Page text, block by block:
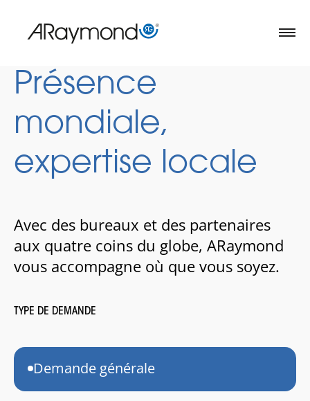
contenu
Présence
mondiale,
expertise locale
Avec des bureaux et des partenaires
aux quatre coins du globe, ARaymond
vous accompagne où que vous soyez.
TYPE DE DEMANDE
Demande générale